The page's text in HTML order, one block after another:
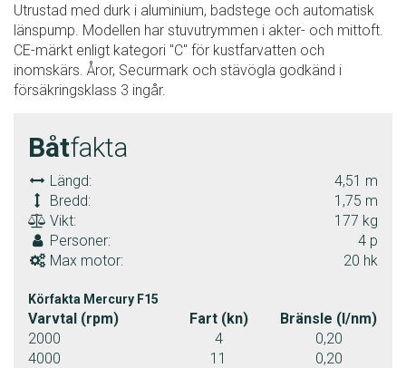
Utrustad med durk i aluminium, badstege och automatisk
länspump. Modellen har stuvutrymmen i akter- och mittoft.
CE-märkt enligt kategori "C" för kustfarvatten och
inomskärs. Åror, Securmark och stävögla godkänd i
försäkringsklass 3 ingår.
Båtfakta
Längd:
4,51 m
Bredd:
1,75 m
Vikt:
177 kg
Personer:
4 p
Max motor:
20 hk
Körfakta Mercury F15
Varvtal (rpm) Fart (kn)
Bränsle (l/nm)
2000
4
0,20
4000
11
0,20